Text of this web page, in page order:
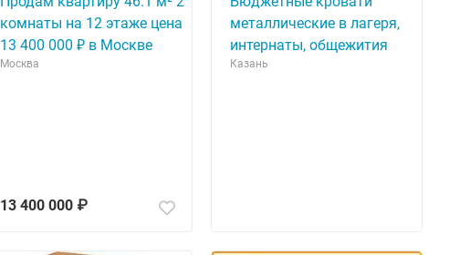
комнаты на 12 этаже цена
13 400 000 ₽ в Москве
Москва
13 400 000 ₽
металлические в лагеря,
интернаты, общежития
Казань